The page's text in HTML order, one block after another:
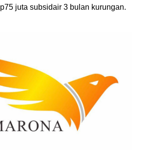
juta subsidair 3 bulan kurungan.